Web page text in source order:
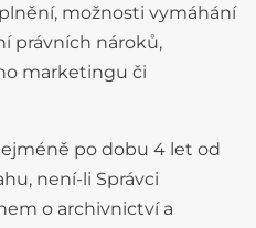
možnosti vymáhání
právních nároků,
marketingu či
po dobu 4 let od
není-li Správci
o archivnictví a